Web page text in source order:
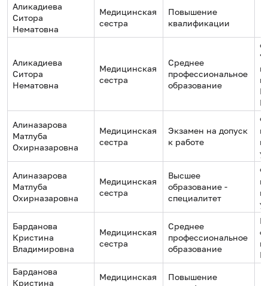
Аликадиева
Ситора
Нематовна
Медицинская
сестра
Повышение
квалификации
Аликадиева
Ситора
Нематовна
Медицинская
сестра
Среднее
профессиональное
образование
Алиназарова
Матлуба
Охирназаровна
Медицинская
сестра
Экзамен на допуск
к работе
Алиназарова
Матлуба
Охирназаровна
Медицинская
сестра
Высшее
образование -
специалитет
Барданова
Кристина
Владимировна
Медицинская
сестра
Среднее
профессиональное
образование
Барданова
Кристина
Медицинская
Повышение